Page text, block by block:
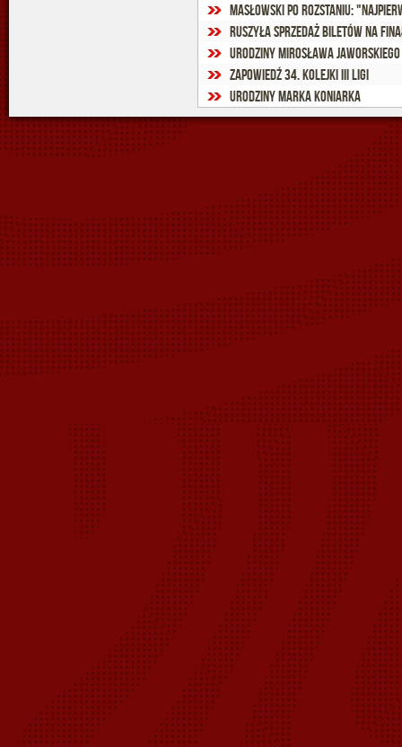
Ruszyła sprzedaż biletów na
Urodziny Mirosława Jaworskiego
Zapowiedź 34. kolejki III ligi
Urodziny Marka Koniarka